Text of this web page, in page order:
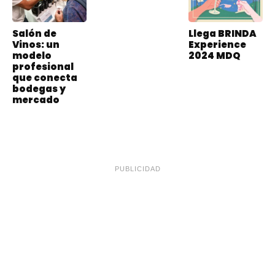
Salón de
Vinos: un
modelo
profesional
que conecta
bodegas y
mercado
Llega BRINDA
Experience
2024 MDQ
PUBLICIDAD